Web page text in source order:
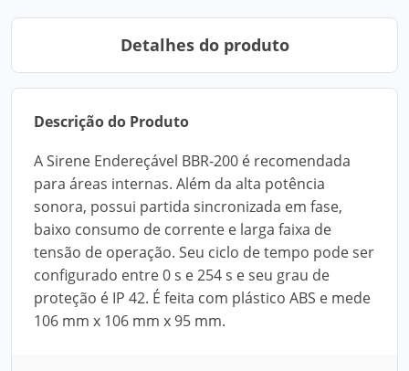
Detalhes do produto
Descrição do Produto
A Sirene Endereçável BBR-200 é recomendada
para áreas internas. Além da alta potência
sonora, possui partida sincronizada em fase,
baixo consumo de corrente e larga faixa de
tensão de operação. Seu ciclo de tempo pode ser
configurado entre 0 s e 254 s e seu grau de
proteção é IP 42. É feita com plástico ABS e mede
106 mm x 106 mm x 95 mm.